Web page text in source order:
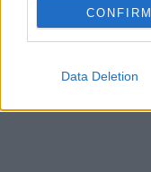
CONFIRM
Data Deletion
21/01/2025 - 11:24